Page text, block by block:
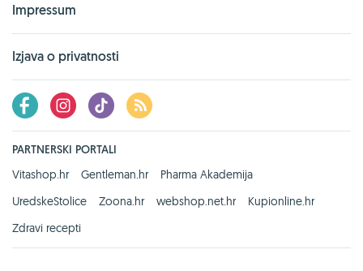
Impressum
Izjava o privatnosti
PARTNERSKI PORTALI
Vitashop.hr
Gentleman.hr
Pharma Akademija
UredskeStolice
Zoona.hr webshop.net.hr
Kupionline.hr
Zdravi recepti